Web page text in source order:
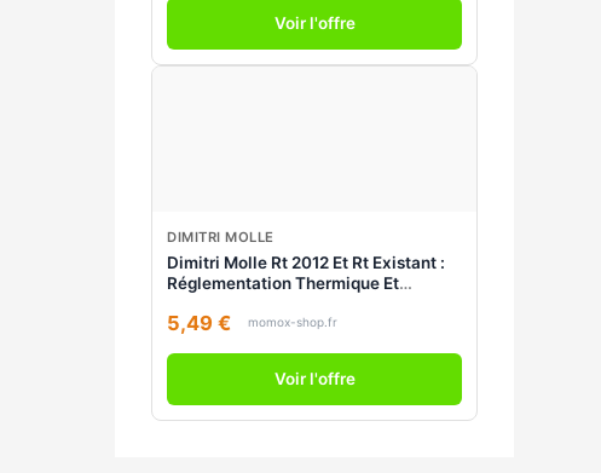
Voir l'offre
DIMITRI MOLLE
Dimitri Molle Rt 2012 Et Rt Existant :
Réglementation Thermique Et
Et Rénovation
5,49 € momox-shop.fr
Voir l'offre